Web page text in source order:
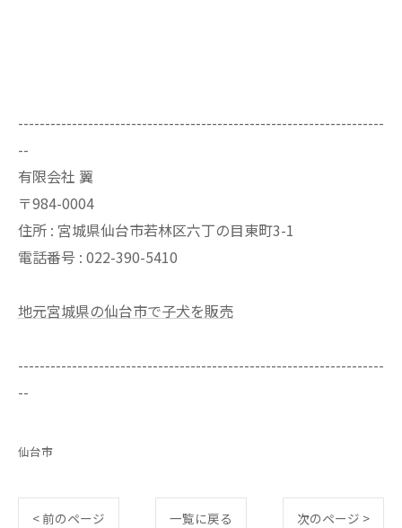
--------------------------------------------------------------------
--
有限会社 翼
〒984-0004
住所 : 宮城県仙台市若林区六丁の目東町3-1
電話番号 : 022-390-5410
地元宮城県の仙台市で子犬を販売
--------------------------------------------------------------------
--
仙台市
< 前のページ 一覧に戻る 次のページ >